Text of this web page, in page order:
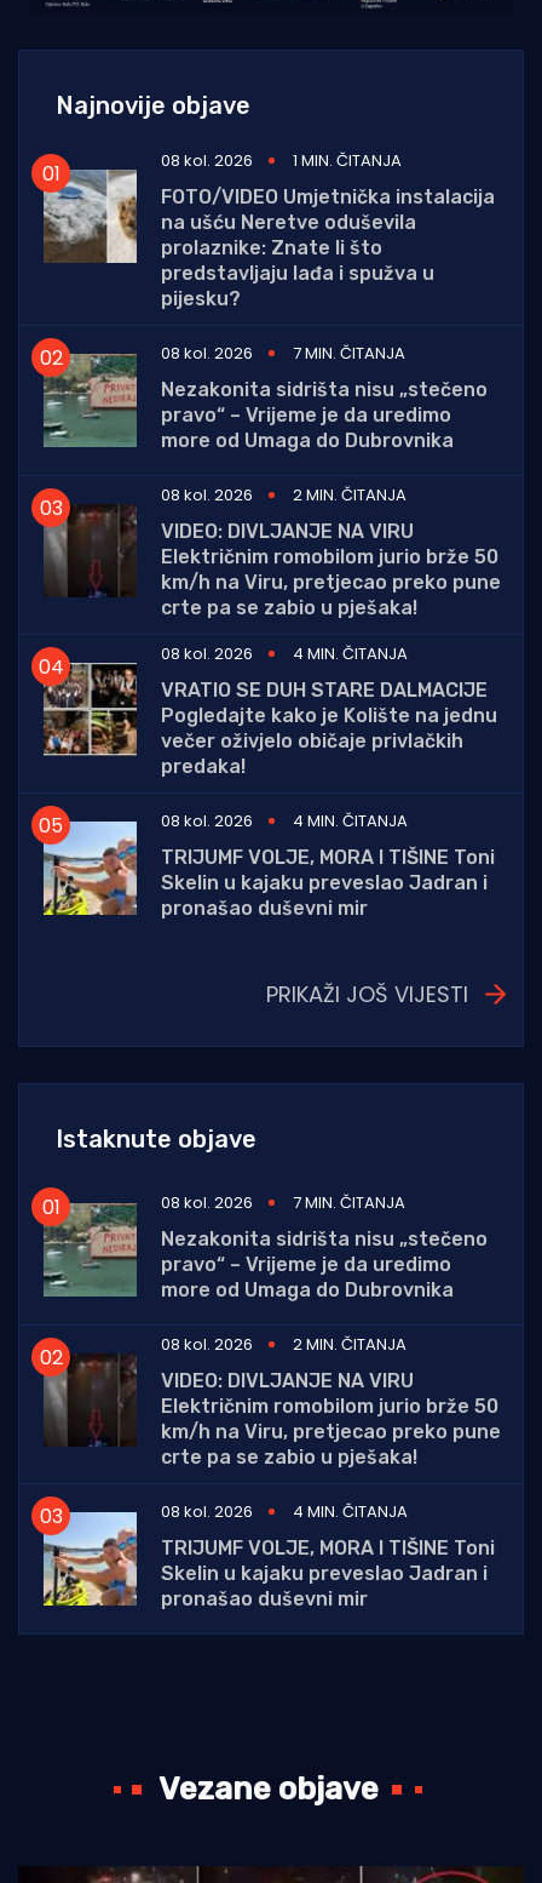
Najnovije objave
08 kol. 2026
1 MIN. ČITANJA
FOTO/VIDEO Umjetnička instalacija
na ušću Neretve oduševila
prolaznike: Znate li što
predstavljaju lađa i spužva u
pijesku?
08 kol. 2026
7 MIN. ČITANJA
Nezakonita sidrišta nisu „stečeno
pravo“ – Vrijeme je da uredimo
more od Umaga do Dubrovnika
08 kol. 2026
2 MIN. ČITANJA
VIDEO: DIVLJANJE NA VIRU
Električnim romobilom jurio brže 50
km/h na Viru, pretjecao preko pune
crte pa se zabio u pješaka!
08 kol. 2026
4 MIN. ČITANJA
VRATIO SE DUH STARE DALMACIJE
Pogledajte kako je Kolište na jednu
večer oživjelo običaje privlačkih
predaka!
08 kol. 2026
4 MIN. ČITANJA
TRIJUMF VOLJE, MORA I TIŠINE Toni
Skelin u kajaku preveslao Jadran i
pronašao duševni mir
PRIKAŽI JOŠ VIJESTI
Istaknute objave
08 kol. 2026
7 MIN. ČITANJA
Nezakonita sidrišta nisu „stečeno
pravo“ – Vrijeme je da uredimo
more od Umaga do Dubrovnika
08 kol. 2026
2 MIN. ČITANJA
VIDEO: DIVLJANJE NA VIRU
Električnim romobilom jurio brže 50
km/h na Viru, pretjecao preko pune
crte pa se zabio u pješaka!
08 kol. 2026
4 MIN. ČITANJA
TRIJUMF VOLJE, MORA I TIŠINE Toni
Skelin u kajaku preveslao Jadran i
pronašao duševni mir
Vezane objave